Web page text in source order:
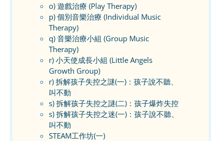
o) 遊戲治療 (Play Therapy)
p) 個別音樂治療 (Individual Music
Therapy)
q) 音樂治療小組 (Group Music
Therapy)
r) 小天使成長小組 (Little Angels
Growth Group)
r) 拆解孩子失控之謎(一)：孩子說不聽、
叫不動
s) 拆解孩子失控之謎(二)：孩子爆炸失控
s) 拆解孩子失控之迷(一)：孩子說不聽、
叫不動
STEAM工作坊(一)